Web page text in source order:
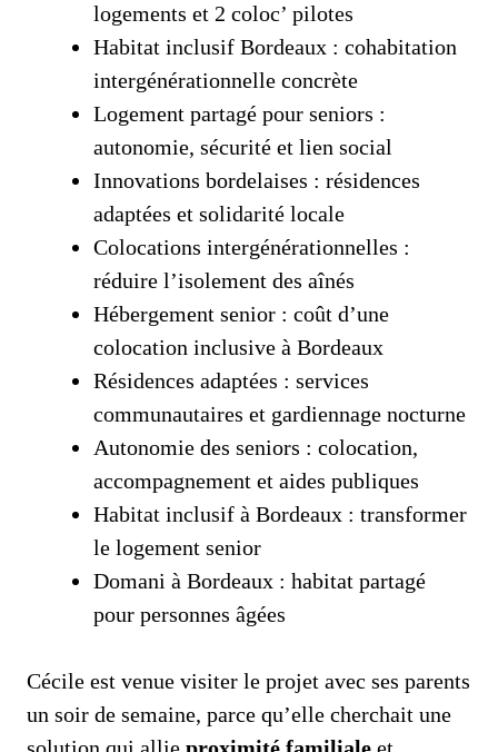
logements et 2 coloc’ pilotes
Habitat inclusif Bordeaux : cohabitation
intergénérationnelle concrète
Logement partagé pour seniors :
autonomie, sécurité et lien social
Innovations bordelaises : résidences
adaptées et solidarité locale
Colocations intergénérationnelles :
réduire l’isolement des aînés
Hébergement senior : coût d’une
colocation inclusive à Bordeaux
Résidences adaptées : services
communautaires et gardiennage nocturne
Autonomie des seniors : colocation,
accompagnement et aides publiques
Habitat inclusif à Bordeaux : transformer
le logement senior
Domani à Bordeaux : habitat partagé
pour personnes âgées
Cécile est venue visiter le projet avec ses parents
un soir de semaine, parce qu’elle cherchait une